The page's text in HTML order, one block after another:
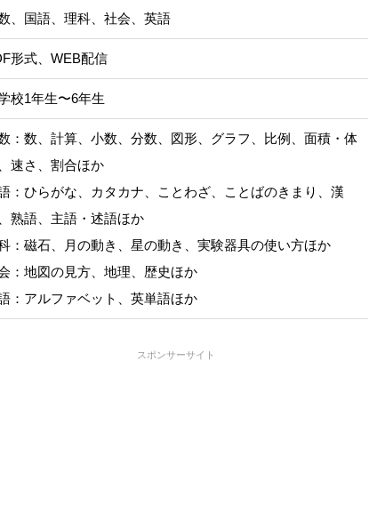
、国語、理科、社会、英語
形式、WEB配信
校1年生〜6年生
：数、計算、小数、分数、図形、グラフ、比例、面積・体
速さ、割合ほか
：ひらがな、カタカナ、ことわざ、ことばのきまり、漢
熟語、主語・述語ほか
：磁石、月の動き、星の動き、実験器具の使い方ほか
：地図の見方、地理、歴史ほか
：アルファベット、英単語ほか
スポンサーサイト